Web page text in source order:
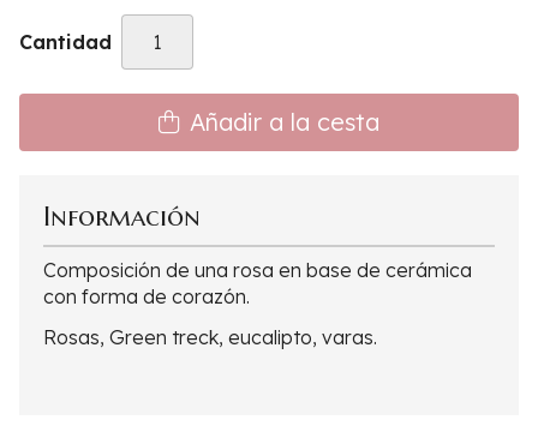
Cantidad
Añadir a la cesta
Información
Composición de una rosa en base de cerámica
con forma de corazón.
Rosas, Green treck, eucalipto, varas.